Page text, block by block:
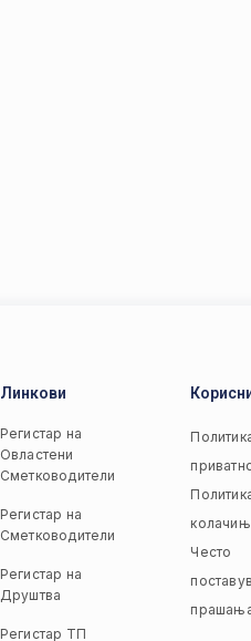
Линкови
Регистар на
Овластени
Сметководители
Регистар на
Сметководители
Регистар на
Друштва
Регистар ТП
Често